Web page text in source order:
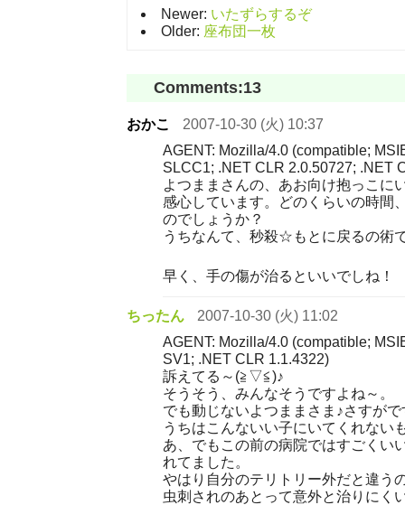
Newer: いたずらするぞ
Older: 座布団一枚
Comments:13
おかこ
2007-10-30 (火) 10:37
AGENT: Mozilla/4.0 (compatible;
SLCC1; .NET CLR 2.0.50727; .NET
よつままさんの、あお向け抱っこに
感心しています。どのくらいの時間
のでしょうか？
うちなんて、秒殺☆もとに戻るの術
早く、手の傷が治るといいでしね！
ちったん
2007-10-30 (火) 11:02
AGENT: Mozilla/4.0 (compatible;
SV1; .NET CLR 1.1.4322)
訴えてる～(≧▽≦)♪
そうそう、みんなそうですよね～。
でも動じないよつままさま♪さすがで
うちはこんないい子にいてくれない
あ、でもこの前の病院ではすごくい
れてました。
やはり自分のテリトリー外だと違う
虫刺されのあとって意外と治りにく